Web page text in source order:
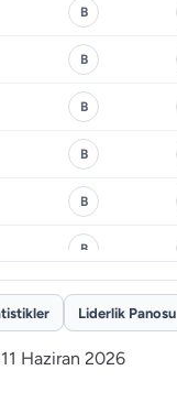
B
B
B
B
B
B
B
Liderlik Panosu
11 Haziran 2026